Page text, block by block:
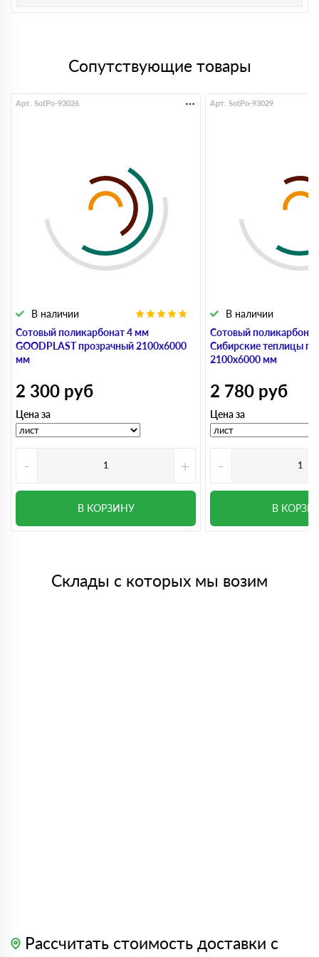
Сопутствующие товары
Сотовый поликарбонат 4 мм
GOODPLAST прозрачный 2100х6000
мм
В наличии
Арт. SotPo-93026
2 300 руб
Цена за
- +
В КОРЗИНУ
Сотовый
Сибирские теплицы
2100х6000 мм
В наличии
Арт. SotPo-93029
2 780 руб
Цена за
-
В
Склады с которых мы возим
Рассчитать стоимость доставки с